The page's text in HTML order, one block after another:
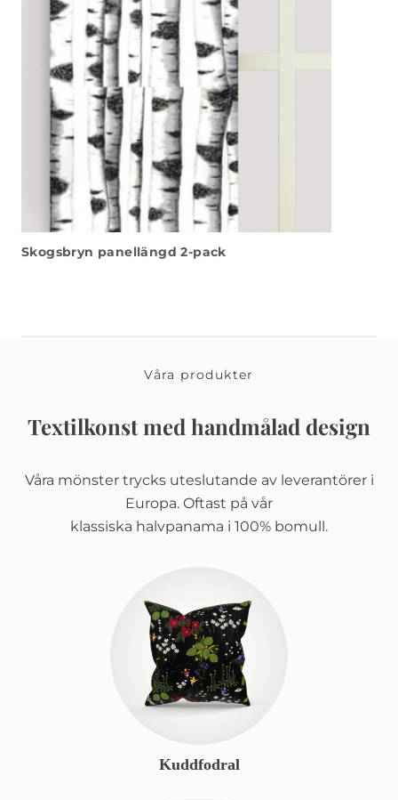
Skogsbryn panellängd 2-pack
Våra produkter
Textilkonst med handmålad design
Våra mönster trycks uteslutande av leverantörer i
Europa. Oftast på vår
klassiska halvpanama i 100% bomull.
Kuddfodral